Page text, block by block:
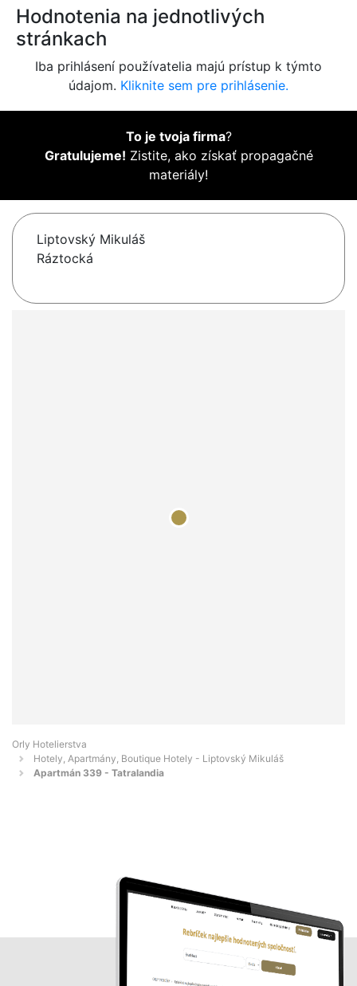
Hodnotenia na jednotlivých
stránkach
Iba prihlásení používatelia majú prístup k týmto
údajom. Kliknite sem pre prihlásenie.
To je tvoja firma?
Gratulujeme! Zistite, ako získať propagačné
materiály!
Liptovský Mikuláš
Ráztocká
Orly Hotelierstva
Hotely, Apartmány, Boutique Hotely - Liptovský Mikuláš
Apartmán 339 - Tatralandia